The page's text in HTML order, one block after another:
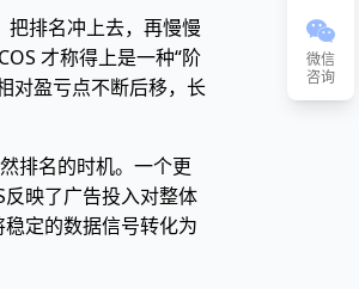
排名冲上去，再慢慢
才称得上是一种“阶
对盈亏点不断后移，长
排名的时机。一个更
反映了广告投入对整体
定的数据信号转化为
微信
咨询